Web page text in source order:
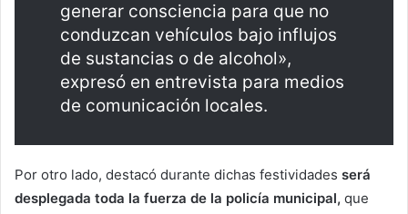
generar consciencia para que no
conduzcan vehículos bajo influjos
de sustancias o de alcohol»,
expresó en entrevista para medios
de comunicación locales.
Por otro lado, destacó durante dichas festividades será
desplegada toda la fuerza de la policía municipal, que